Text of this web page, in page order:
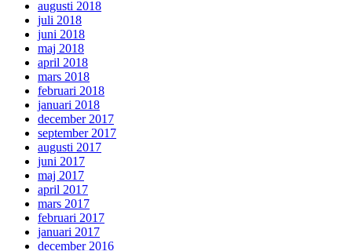
augusti 2018
juli 2018
juni 2018
maj 2018
april 2018
mars 2018
februari 2018
januari 2018
december 2017
september 2017
augusti 2017
juni 2017
maj 2017
april 2017
mars 2017
februari 2017
januari 2017
december 2016